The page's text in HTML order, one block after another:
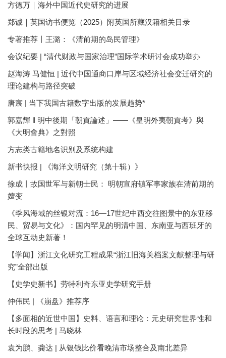
方徳万｜海外中国近代史研究的进展
郑诚｜英国访书便览（2025）附英国所藏汉籍相关目录
专著推荐丨王潞：《清前期的岛民管理》
会议纪要 | “清代财政与国家治理”国际学术研讨会成功举办
赵海涛 马健恒 | 近代中国通商口岸与区域经济社会变迁研究的
理论建构与路径突破
唐宸 | 当下我国古籍数字出版的发展趋势*
郭嘉輝 ‖ 明中後期「朝貢論述」——《皇明外夷朝貢考》與
《大明會典》之對照
方志类古籍地名识别及系统构建
新书快报 | 《海洋文明研究（第十辑）》
徐成丨故国世军与新朝士民： 明朝宣府镇军事家族在清前期的
嬗变
《季风海域的丝银对流：16—17世纪中西交往图景中的东亚移
民、贸易与文化》：国内罕见的明清中国、东南亚与西班牙的
全球互动史新著！
【学闻】浙江文化研究工程成果“浙江旧海关档案文献整理与研
究”全部出版
【史学史新书】劳特利奇东亚史学研究手册
仲伟民 | 《崩盘》推荐序
【多面相的近世中国】史料、语言和理论：元史研究世界性和
长时段的思考 | 马晓林
袁为鹏、龚达 | 从银钱比价看晚清市场整合及南北差异